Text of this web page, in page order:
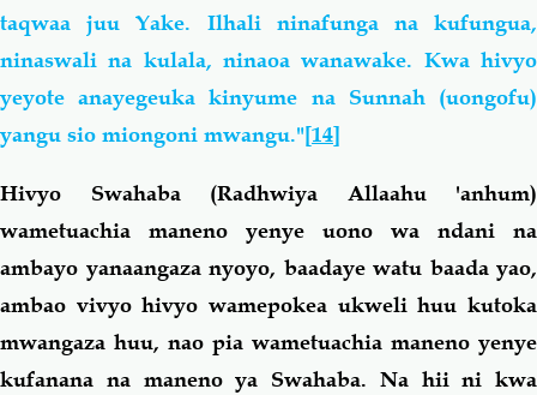
taqwaa juu Yake. Ilhali ninafunga na kufungua,
ninaswali na kulala, ninaoa wanawake. Kwa hivyo
yeyote anayegeuka kinyume na Sunnah (uongofu)
yangu sio miongoni mwangu."[14]
Hivyo Swahaba (Radhwiya Allaahu 'anhum)
wametuachia maneno yenye uono wa ndani na
ambayo yanaangaza nyoyo, baadaye watu baada yao,
ambao vivyo hivyo wamepokea ukweli huu kutoka
mwangaza huu, nao pia wametuachia maneno yenye
kufanana na maneno ya Swahaba. Na hii ni kwa